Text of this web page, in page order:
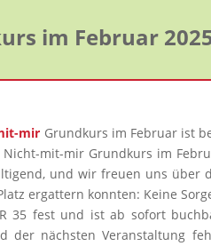
im Februar
mir Grundkurs im Februar ist
mit-mir Grundkurs im
und wir freuen uns über
ergattern konnten: Keine
35 fest und ist ab sofort
der nächsten Veranstaltung